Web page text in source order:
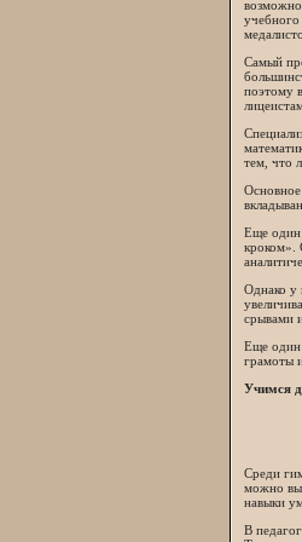
учебного
Самый
поэтому
тем, что
Основное
Еще один
кроком».
Однако у
срывами
Еще один
грамоты
Учимся
Среди
можно
навыки
В